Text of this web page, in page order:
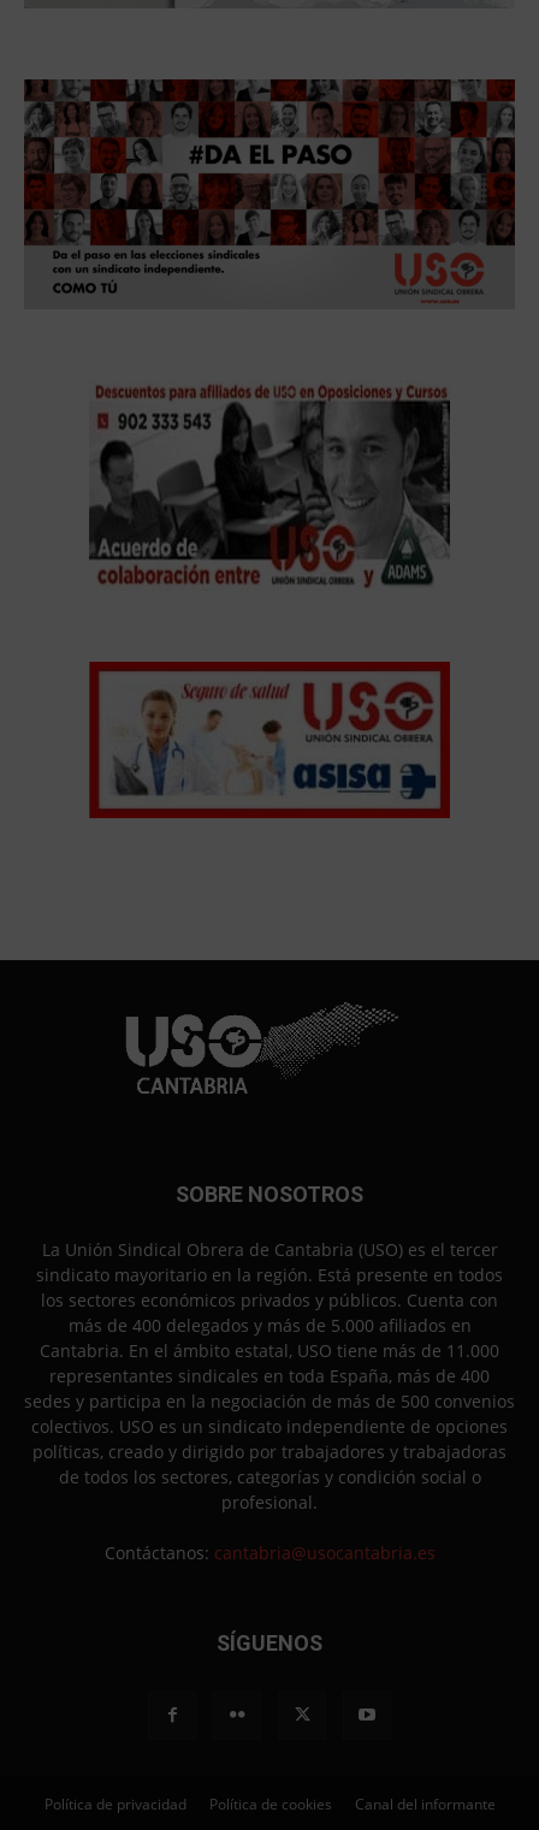
SOBRE NOSOTROS
La Unión Sindical Obrera de Cantabria (USO) es el tercer
sindicato mayoritario en la región. Está presente en todos
los sectores económicos privados y públicos. Cuenta con
más de 400 delegados y más de 5.000 afiliados en
Cantabria. En el ámbito estatal, USO tiene más de 11.000
representantes sindicales en toda España, más de 400
sedes y participa en la negociación de más de 500 convenios
colectivos. USO es un sindicato independiente de opciones
políticas, creado y dirigido por trabajadores y trabajadoras
de todos los sectores, categorías y condición social o
profesional.
Contáctanos: cantabria@usocantabria.es
SÍGUENOS
Política de privacidad Política de cookies Canal del informante